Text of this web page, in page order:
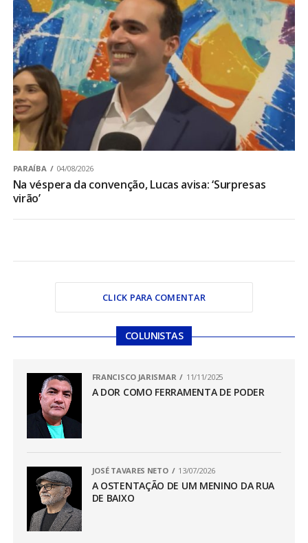
PARAÍBA 04/08/2026
Na véspera da convenção, Lucas avisa: ‘Surpresas
virão’
CLICK PARA COMENTAR
COLUNISTAS
FRANCISCO JARISMAR 11/11/2025
A DOR COMO FERRAMENTA DE PODER
JOSÉ TAVARES NETO 13/07/2026
A OSTENTAÇÃO DE UM MENINO DA RUA
DE BAIXO